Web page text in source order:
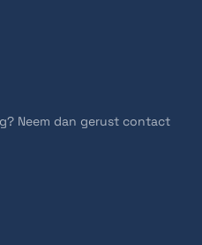
Neem dan gerust contact